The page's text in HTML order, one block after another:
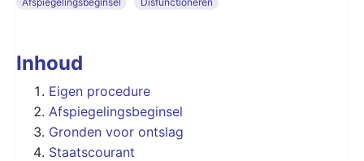
Inhoud
Eigen procedure
Afspiegelingsbeginsel
Gronden voor ontslag
Staatscourant